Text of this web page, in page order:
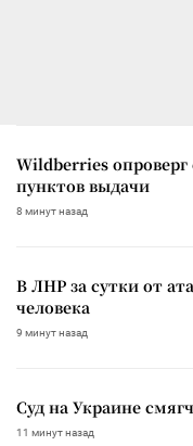
Wildberries
пунктов выдачи
8 минут назад
В ЛНР за сутки от
человека
9 минут назад
Суд на Украине
11 минут назад